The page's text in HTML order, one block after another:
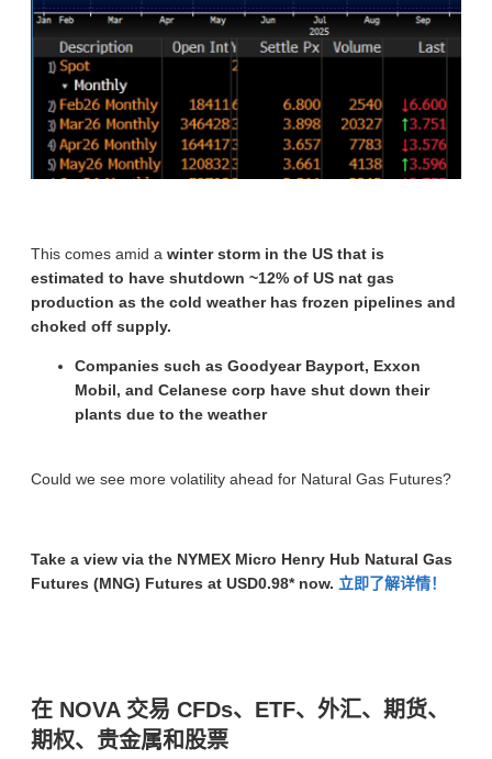
This comes amid a winter storm in the US that is
estimated to have shutdown ~12% of US nat gas
production as the cold weather has frozen pipelines and
choked off supply.
Companies such as Goodyear Bayport, Exxon
Mobil, and Celanese corp have shut down their
plants due to the weather
Could we see more volatility ahead for Natural Gas Futures?
Take a view via the NYMEX Micro Henry Hub Natural Gas
Futures (MNG) Futures at USD0.98* now. 立即了解详情！
在 NOVA 交易 CFDs、ETF、外汇、期货、
期权、贵金属和股票